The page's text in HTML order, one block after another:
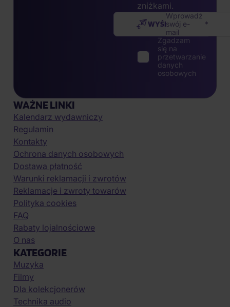
zniżkami.
Wprowadź
swój e-
mail
WYŚLIJ
Zgadzam
się na
przetwarzanie
danych
osobowych
WAŻNE LINKI
Kalendarz wydawniczy
Regulamin
Kontakty
Ochrona danych osobowych
Dostawa płatność
Warunki reklamacji i zwrotów
Reklamacje i zwroty towarów
Polityka cookies
FAQ
Rabaty lojalnościowe
O nas
KATEGORIE
Muzyka
Filmy
Dla kolekcjonerów
Technika audio